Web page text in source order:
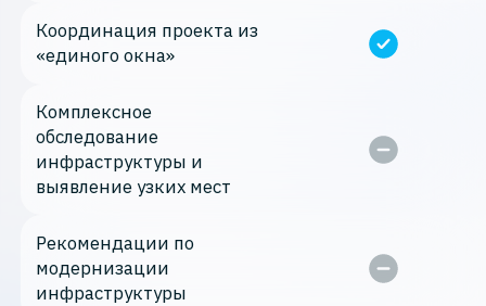
Координация проекта из
«единого окна»
Комплексное
обследование
инфраструктуры и
выявление узких мест
Рекомендации по
модернизации
инфраструктуры